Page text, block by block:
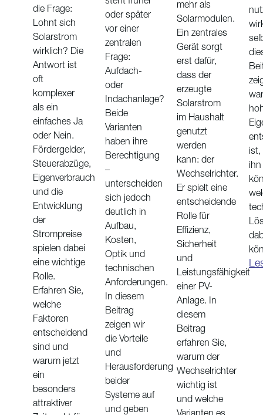
die Frage:
Lohnt sich
Solarstrom
wirklich? Die
Antwort ist
oft
komplexer
als ein
einfaches Ja
oder Nein.
Fördergelder,
Steuerabzüge,
Eigenverbrauch
und die
Entwicklung
der
Strompreise
spielen dabei
eine wichtige
Rolle.
Erfahren Sie,
welche
Faktoren
entscheidend
sind und
warum jetzt
ein
besonders
attraktiver
oder später
vor einer
zentralen
Frage:
Aufdach-
oder
Indachanlage?
Beide
Varianten
haben ihre
Berechtigung
–
unterscheiden
sich jedoch
deutlich in
Aufbau,
Kosten,
Optik und
technischen
Anforderungen.
In diesem
Beitrag
zeigen wir
die Vorteile
und
Herausforderung
beider
Systeme auf
und geben
mehr als
Solarmodulen.
Ein zentrales
Gerät sorgt
erst dafür,
dass der
erzeugte
Solarstrom
im Haushalt
genutzt
werden
kann: der
Wechselrichter.
Er spielt eine
entscheidende
Rolle für
Effizienz,
Sicherheit
und
Leistungsfähigkeit
einer PV-
Anlage. In
diesem
Beitrag
erfahren Sie,
warum der
Wechselrichter
wichtig ist
und welche
ist,